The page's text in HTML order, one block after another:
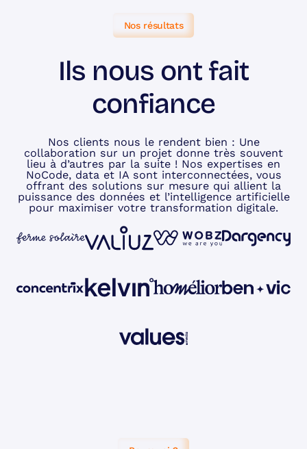
Nos résultats
Ils nous ont fait
confiance
Nos clients nous le rendent bien : Une
collaboration sur un projet donne très souvent
lieu à d’autres par la suite ! Nos expertises en
NoCode, data et IA sont interconnectées, vous
offrant des solutions sur mesure qui allient la
puissance des données et l’intelligence artificielle
pour maximiser votre transformation digitale.